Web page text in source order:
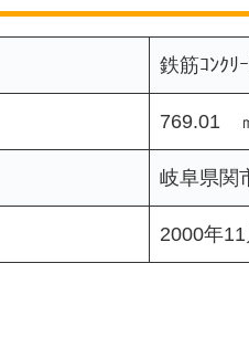
鉄筋ｺﾝｸ
769.01
岐阜県関
2000年11